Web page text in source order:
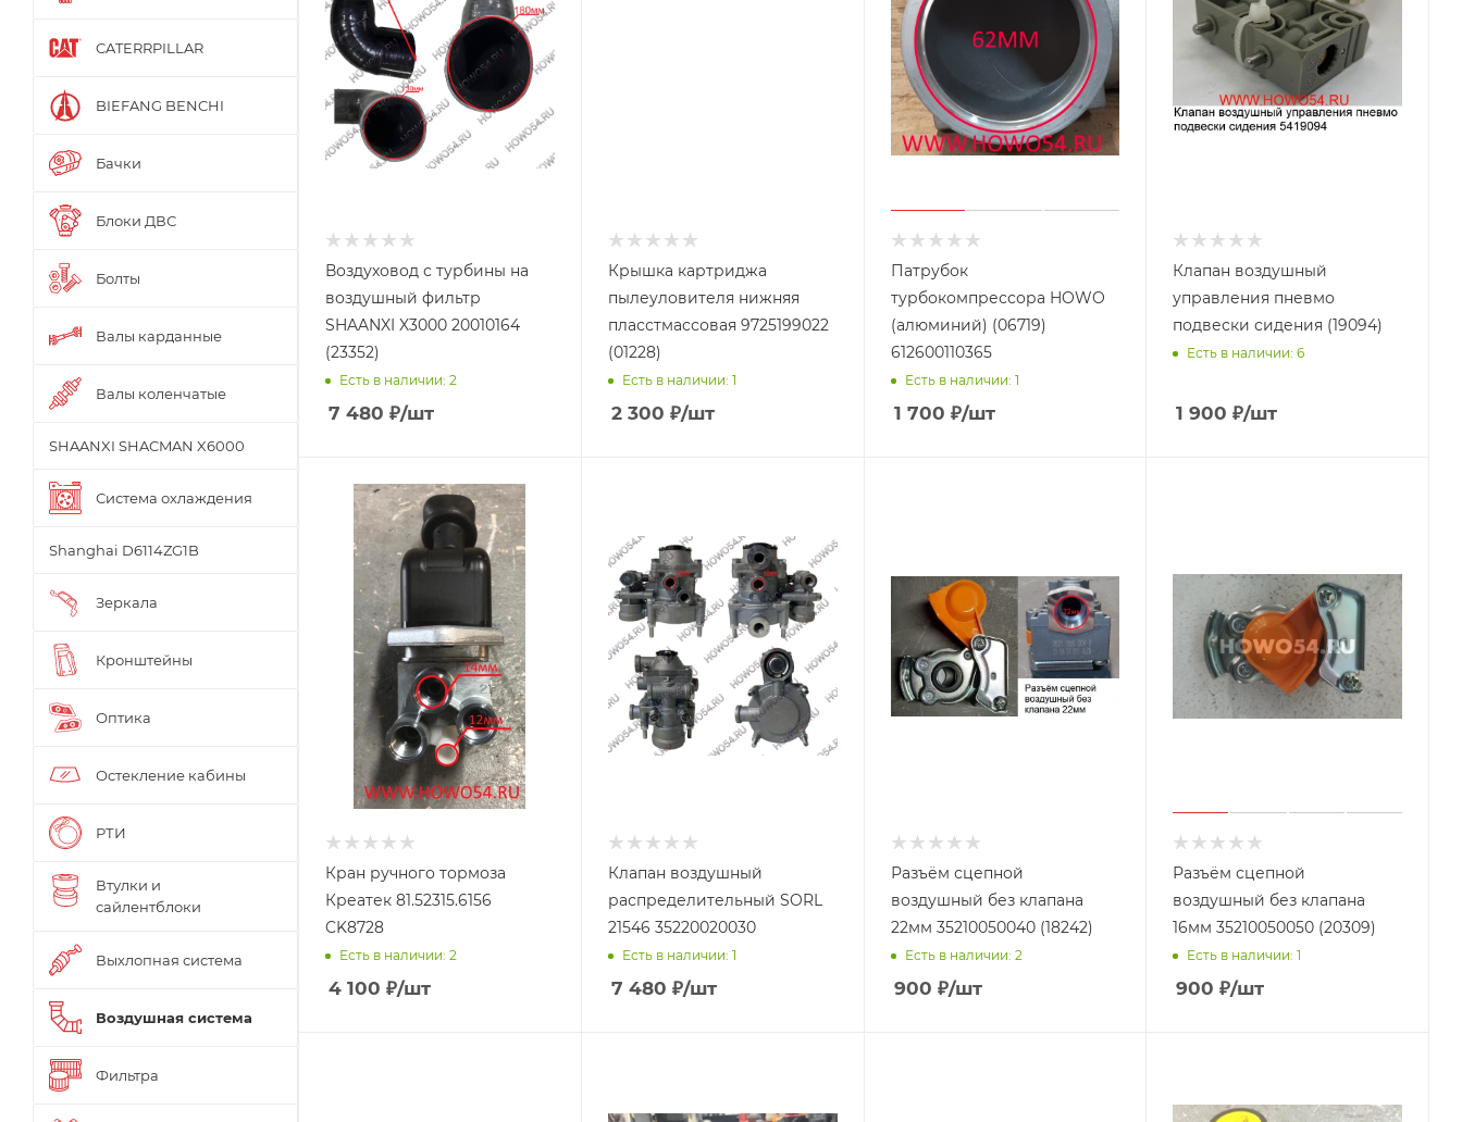
Воздуховод с турбины на
воздушный фильтр
SHAANXI X3000 20010164
(23352)
Есть в наличии: 2
7 480 ₽/шт
Крышка картриджа
пылеуловителя нижняя
пласстмассовая 9725199022
(01228)
Есть в наличии: 1
2 300 ₽/шт
Патрубок
турбокомпрессора HOWO
(алюминий) (06719)
612600110365
Есть в наличии: 1
1 700 ₽/шт
Клапан воздушный
управления пневмо
подвески сидения (19094)
Есть в наличии: 6
1 900 ₽/шт
Кран ручного тормоза
Креатек 81.52315.6156
CK8728
Есть в наличии: 2
4 100 ₽/шт
Клапан воздушный
распределительный SORL
21546 35220020030
Есть в наличии: 1
7 480 ₽/шт
Разъём сцепной
воздушный без клапана
22мм 35210050040 (18242)
Есть в наличии: 2
900 ₽/шт
Разъём сцепной
воздушный без клапана
16мм 35210050050 (20309)
Есть в наличии: 1
900 ₽/шт
CATERRPILLAR
BIEFANG BENCHI
Бачки
Блоки ДВС
Болты
Валы карданные
Валы коленчатые
SHAANXI SHACMAN X6000
Система охлаждения
Shanghai D6114ZG1B
Зеркала
Кронштейны
Оптика
Остекление кабины
РТИ
Втулки и
сайлентблоки
Выхлопная система
Воздушная система
Фильтра